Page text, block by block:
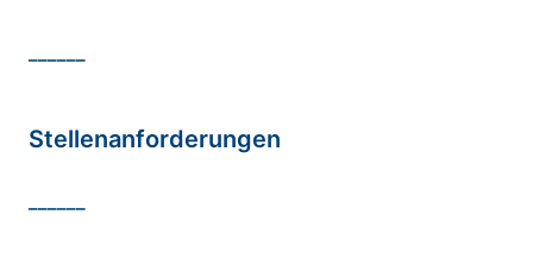
Stellenanforderungen